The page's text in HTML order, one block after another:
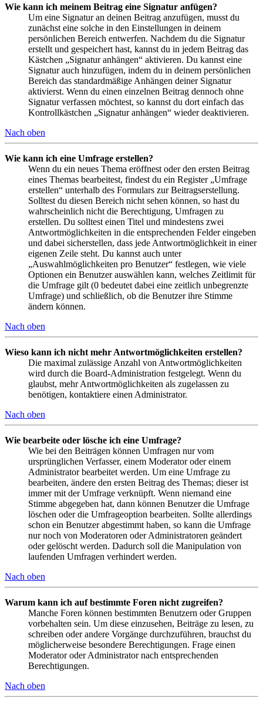
Wie kann ich meinem Beitrag eine Signatur anfügen?
Um eine Signatur an deinen Beitrag anzufügen, musst du
zunächst eine solche in den Einstellungen in deinem
persönlichen Bereich entwerfen. Nachdem du die Signatur
erstellt und gespeichert hast, kannst du in jedem Beitrag das
Kästchen „Signatur anhängen“ aktivieren. Du kannst eine
Signatur auch hinzufügen, indem du in deinem persönlichen
Bereich das standardmäßige Anhängen deiner Signatur
aktivierst. Wenn du einen einzelnen Beitrag dennoch ohne
Signatur verfassen möchtest, so kannst du dort einfach das
Kontrollkästchen „Signatur anhängen“ wieder deaktivieren.
Nach oben
Wie kann ich eine Umfrage erstellen?
Wenn du ein neues Thema eröffnest oder den ersten Beitrag
eines Themas bearbeitest, findest du ein Register „Umfrage
erstellen“ unterhalb des Formulars zur Beitragserstellung.
Solltest du diesen Bereich nicht sehen können, so hast du
wahrscheinlich nicht die Berechtigung, Umfragen zu
erstellen. Du solltest einen Titel und mindestens zwei
Antwortmöglichkeiten in die entsprechenden Felder eingeben
und dabei sicherstellen, dass jede Antwortmöglichkeit in einer
eigenen Zeile steht. Du kannst auch unter
„Auswahlmöglichkeiten pro Benutzer“ festlegen, wie viele
Optionen ein Benutzer auswählen kann, welches Zeitlimit für
die Umfrage gilt (0 bedeutet dabei eine zeitlich unbegrenzte
Umfrage) und schließlich, ob die Benutzer ihre Stimme
ändern können.
Nach oben
Wieso kann ich nicht mehr Antwortmöglichkeiten erstellen?
Die maximal zulässige Anzahl von Antwortmöglichkeiten
wird durch die Board-Administration festgelegt. Wenn du
glaubst, mehr Antwortmöglichkeiten als zugelassen zu
benötigen, kontaktiere einen Administrator.
Nach oben
Wie bearbeite oder lösche ich eine Umfrage?
Wie bei den Beiträgen können Umfragen nur vom
ursprünglichen Verfasser, einem Moderator oder einem
Administrator bearbeitet werden. Um eine Umfrage zu
bearbeiten, ändere den ersten Beitrag des Themas; dieser ist
immer mit der Umfrage verknüpft. Wenn niemand eine
Stimme abgegeben hat, dann können Benutzer die Umfrage
löschen oder die Umfrageoption bearbeiten. Sollte allerdings
schon ein Benutzer abgestimmt haben, so kann die Umfrage
nur noch von Moderatoren oder Administratoren geändert
oder gelöscht werden. Dadurch soll die Manipulation von
laufenden Umfragen verhindert werden.
Nach oben
Warum kann ich auf bestimmte Foren nicht zugreifen?
Manche Foren können bestimmten Benutzern oder Gruppen
vorbehalten sein. Um diese einzusehen, Beiträge zu lesen, zu
schreiben oder andere Vorgänge durchzuführen, brauchst du
möglicherweise besondere Berechtigungen. Frage einen
Moderator oder Administrator nach entsprechenden
Berechtigungen.
Nach oben